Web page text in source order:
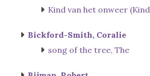
Kind van het onweer
Bickford-Smith, Coralie
song of the tree, The